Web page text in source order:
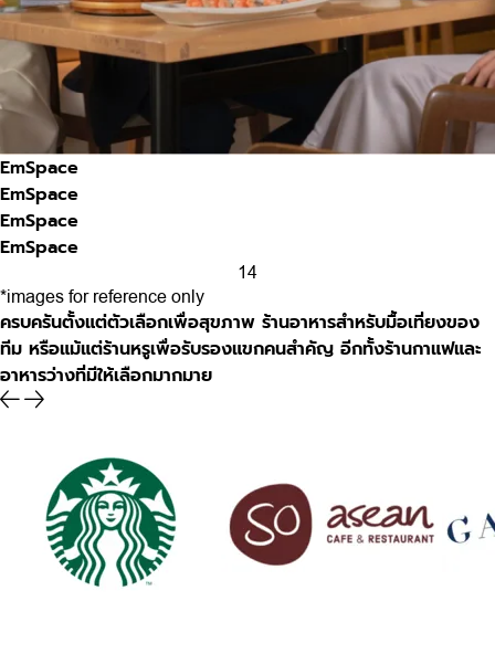
EmSpace
EmSpace
EmSpace
EmSpace
14
*images for reference only
ครบครันตั้งแต่ตัวเลือกเพื่อสุขภาพ ร้านอาหารสำหรับมื้อเที่ยงของ
ทีม หรือแม้แต่ร้านหรูเพื่อรับรองแขกคนสำคัญ อีกทั้งร้านกาแฟและ
อาหารว่างที่มีให้เลือกมากมาย